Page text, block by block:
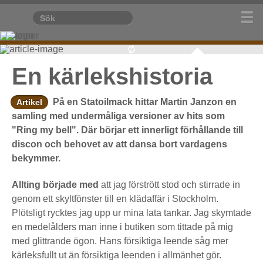
En kärlekshistoria
Artikel
På en Statoilmack hittar Martin Janzon en
samling med undermåliga versioner av hits som
"Ring my bell". Där börjar ett innerligt förhållande till
discon och behovet av att dansa bort vardagens
bekymmer.
Allting började med att jag förstrött stod och stirrade in
genom ett skyltfönster till en klädaffär i Stockholm.
Plötsligt rycktes jag upp ur mina lata tankar. Jag skymtade
en medelålders man inne i butiken som tittade på mig
med glittrande ögon. Hans försiktiga leende såg mer
kärleksfullt ut än försiktiga leenden i allmänhet gör.